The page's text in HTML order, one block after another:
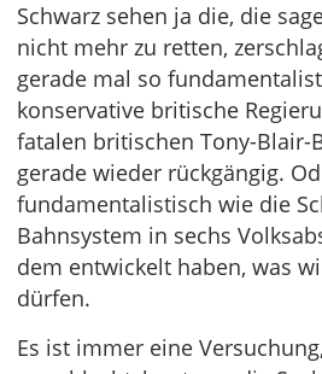
Schwarz sehen ja die, die
nicht mehr zu retten,
gerade mal so
konservative britische
fatalen britischen Tony-Blair-
gerade wieder rückgängig.
fundamentalistisch wie die
Bahnsystem in sechs
dem entwickelt haben, was
dürfen.
Es ist immer eine